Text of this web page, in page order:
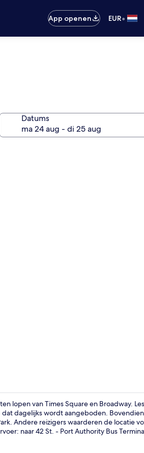
App openen
EUR•
Datums
lopen van Times Square en Broadway.
dagelijks wordt aangeboden.
Andere reizigers waarderen de locatie
naar 42 St. - Port Authority Bus